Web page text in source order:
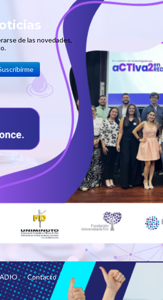
de las novedades,
Contacto